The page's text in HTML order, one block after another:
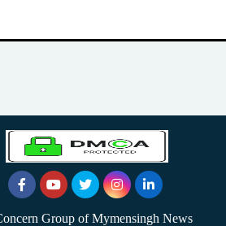
Group of Mymensingh News